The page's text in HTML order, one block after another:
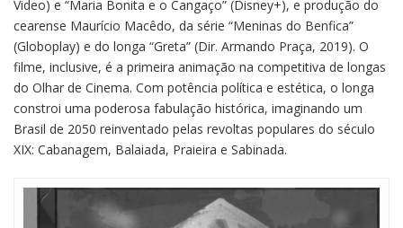
Video) e “Maria Bonita e o Cangaço” (Disney+), e produção do
cearense Maurício Macêdo, da série “Meninas do Benfica”
(Globoplay) e do longa “Greta” (Dir. Armando Praça, 2019). O
filme, inclusive, é a primeira animação na competitiva de longas
do Olhar de Cinema. Com potência política e estética, o longa
constroi uma poderosa fabulação histórica, imaginando um
Brasil de 2050 reinventado pelas revoltas populares do século
XIX: Cabanagem, Balaiada, Praieira e Sabinada.